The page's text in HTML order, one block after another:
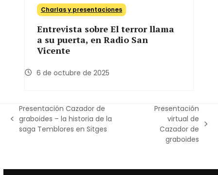
Charlas y presentaciones
Entrevista sobre El terror llama
a su puerta, en Radio San
Vicente
6 de octubre de 2025
previous
post:
Presentación Cazador de
graboides – la historia de la
saga Temblores en Sitges
Presentación
virtual de
Cazador de
graboides